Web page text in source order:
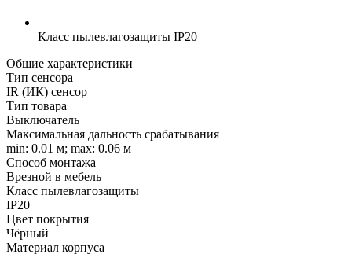
Класс пылевлагозащиты IP20
Общие характеристики
Тип сенсора
IR (ИК) сенсор
Тип товара
Выключатель
Максимальная дальность срабатывания
min: 0.01 м; max: 0.06 м
Способ монтажа
Врезной в мебель
Класс пылевлагозащиты
IP20
Цвет покрытия
Чёрный
Материал корпуса